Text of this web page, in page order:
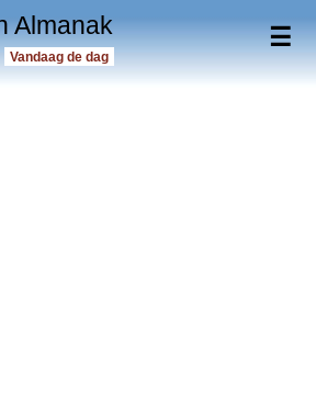
☰
Almanak
Vandaag de dag